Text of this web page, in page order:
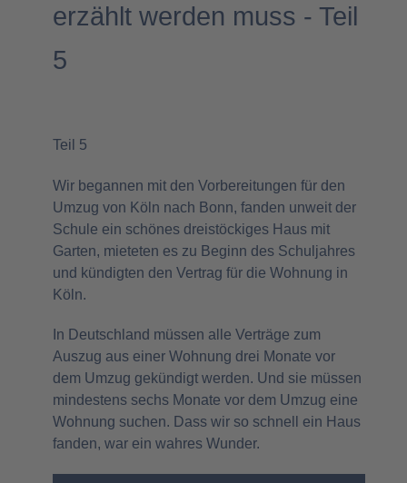
erzählt werden muss - Teil
5
Teil 5
Wir begannen mit den Vorbereitungen für den
Umzug von Köln nach Bonn, fanden unweit der
Schule ein schönes dreistöckiges Haus mit
Garten, mieteten es zu Beginn des Schuljahres
und kündigten den Vertrag für die Wohnung in
Köln.
In Deutschland müssen alle Verträge zum
Auszug aus einer Wohnung drei Monate vor
dem Umzug gekündigt werden. Und sie müssen
mindestens sechs Monate vor dem Umzug eine
Wohnung suchen. Dass wir so schnell ein Haus
fanden, war ein wahres Wunder.